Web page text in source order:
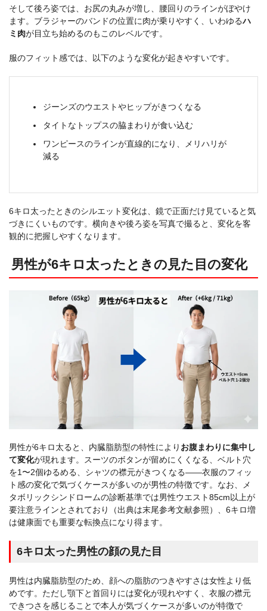
そして後ろ姿では、お尻の丸みが増し、腰回りのラインがぼやけ
ます。ブラジャーのバンドの位置に肉が乗りやすく、いわゆるハ
ミ肉が目立ち始めるのもこのレベルです。
服のフィット感では、以下のような変化が起きやすいです。
ジーンズのウエストやヒップがきつくなる
タイトなトップスの脇まわりが食い込む
ワンピースのラインが直線的になり、メリハリが
減る
6キロ太ったときのシルエット変化は、鏡で正面だけ見ていると気
づきにくいものです。横向きや後ろ姿を写真で撮ると、変化を客
観的に把握しやすくなります。
男性が6キロ太ったときの見た目の変化
男性が6キロ太ると、内臓脂肪型の特性により お腹まわりに集中し
て変化が現れます。スーツのボタンが留めにくくなる、ベルト穴
を1〜2個ゆるめる、シャツの襟元がきつくなる——衣服のフィッ
ト感の変化で気づくケースが多いのが男性の特徴です。なお、メ
タボリックシンドロームの診断基準では男性ウエスト85cm以上が
要注意ラインとされており（出典は末尾参考文献参照）、6キロ増
は健康面でも重要な転換点になり得ます。
6キロ太った男性の顔の見た目
男性は内臓脂肪型のため、顔への脂肪のつきやすさは女性より低
めです。ただし顎下と首回りには変化が現れやすく、衣服の襟元
できつさを感じることで本人が気づくケースが多いのが特徴で